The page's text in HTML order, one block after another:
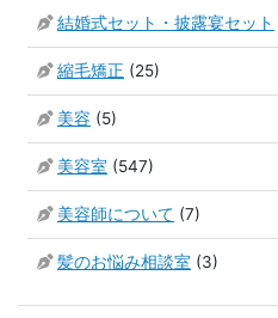
結婚式セット・披露宴セット
縮毛矯正 (25)
美容 (5)
美容室 (547)
美容師について (7)
髪のお悩み相談室 (3)